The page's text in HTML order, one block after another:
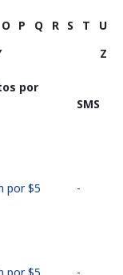
O P Q R S T
U
Z
por
SMS
por ⁦$5⁩ -